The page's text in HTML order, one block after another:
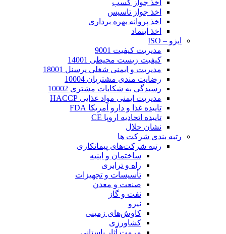
اخذ جواز کسب
اخذ جواز تاسیس
اخذ پروانه بهره برداری
اخذ اینماد
ایزو – ISO
مدیریت کیفیت 9001
کیفیت زیست محیطی 14001
مدیریت و ایمنی شغلی پرسنل 18001
رضایت مندی مشتریان 10004
رسیدگی به شکایات مشتری 10002
مدیریت ایمنی مواد غذایی HACCP
تاییده غذا و دارو آمریکا FDA
تاییده اتحادیه اروپا CE
نشان حلال
رتبه بندی شرکت ها
رتبه شرکت‌های پیمانکاری
ساختمان و ابنیه
راه و ترابری
تأسیسات و تجهیزات
صنعت و معدن
نفت و گاز
نیرو
کاوش‌های زمینی
کشاورزی
مرمت آثار باستانی